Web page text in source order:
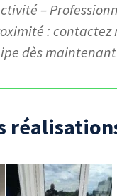
–
: contactez
dès